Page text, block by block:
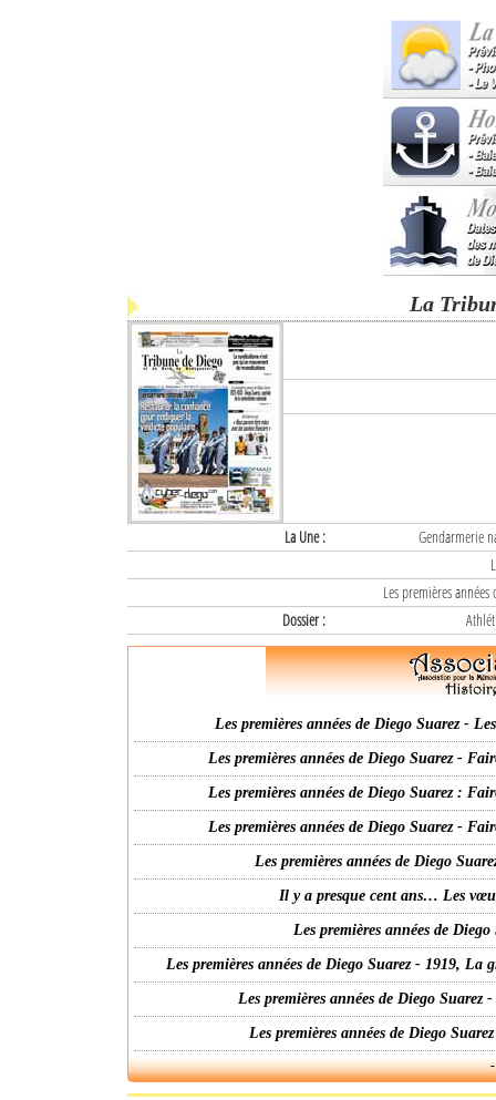
La
La Une :
Gendarmerie
Les premières
Dossier :
Les premières années de Diego Suarez -
Les premières années de Diego Suarez -
Les premières années de Diego Suarez :
Les premières années de Diego Suarez -
Les premières années de Diego
Il y a presque cent ans… Les
Les premières années de
Les premières années de Diego Suarez - 1919,
Les premières années de Diego
Les premières années de Diego